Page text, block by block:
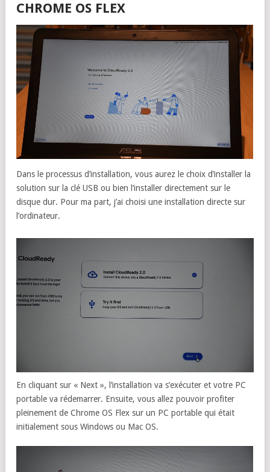
CHROME OS FLEX
Dans le processus d’installation, vous aurez le choix d’installer la
solution sur la clé USB ou bien l’installer directement sur le
disque dur. Pour ma part, j’ai choisi une installation directe sur
l’ordinateur.
En cliquant sur « Next », l’installation va s’exécuter et votre PC
portable va rédemarrer. Ensuite, vous allez pouvoir profiter
pleinement de Chrome OS Flex sur un PC portable qui était
initialement sous Windows ou Mac OS.